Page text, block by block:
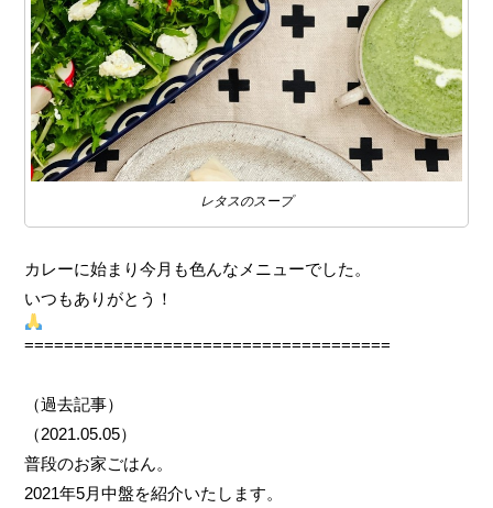
レタスのスープ
カレーに始まり今月も色んなメニューでした。
いつもありがとう！
=====================================
（過去記事）
（2021.05.05）
普段のお家ごはん。
2021年5月中盤を紹介いたします。